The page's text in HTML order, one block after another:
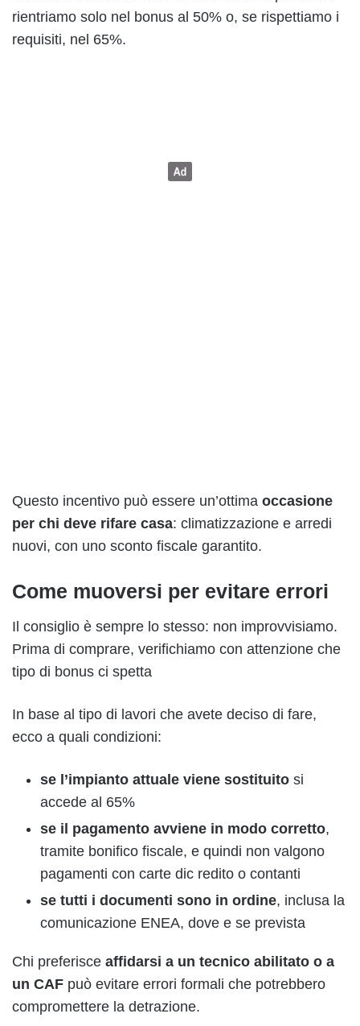
rientriamo solo nel bonus al 50% o, se rispettiamo i
requisiti, nel 65%.
Questo incentivo può essere un’ottima occasione
per chi deve rifare casa: climatizzazione e arredi
nuovi, con uno sconto fiscale garantito.
Come muoversi per evitare errori
Il consiglio è sempre lo stesso: non improvvisiamo.
Prima di comprare, verifichiamo con attenzione che
tipo di bonus ci spetta
In base al tipo di lavori che avete deciso di fare,
ecco a quali condizioni:
se l’impianto attuale viene sostituito si
accede al 65%
se il pagamento avviene in modo corretto,
tramite bonifico fiscale, e quindi non valgono
pagamenti con carte dic redito o contanti
se tutti i documenti sono in ordine, inclusa la
comunicazione ENEA, dove e se prevista
Chi preferisce affidarsi a un tecnico abilitato o a
un CAF può evitare errori formali che potrebbero
compromettere la detrazione.